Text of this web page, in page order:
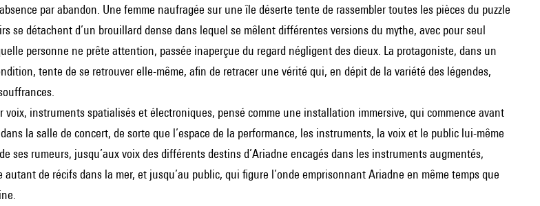
par abandon. Une femme naufragée sur une île déserte tente de rassembler toutes les pièces du puzzle
se détachent d’un brouillard dense dans lequel se mêlent différentes versions du mythe, avec pour seul
personne ne prête attention, passée inaperçue du regard négligent des dieux. La protagoniste, dans un
tente de se retrouver elle-même, afin de retracer une vérité qui, en dépit de la variété des légendes,
instruments spatialisés et électroniques, pensé comme une installation immersive, qui commence avant
la salle de concert, de sorte que l’espace de la performance, les instruments, la voix et le public lui-même
ses rumeurs, jusqu’aux voix des différents destins d’Ariadne encagés dans les instruments augmentés,
autant de récifs dans la mer, et jusqu’au public, qui figure l’onde emprisonnant Ariadne en même temps que